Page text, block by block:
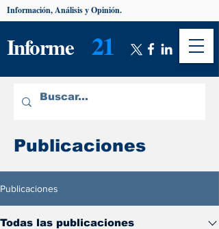
Informe 21
Información, Análisis y Opinión.
Publicaciones
Publicaciones
Todas las publicaciones